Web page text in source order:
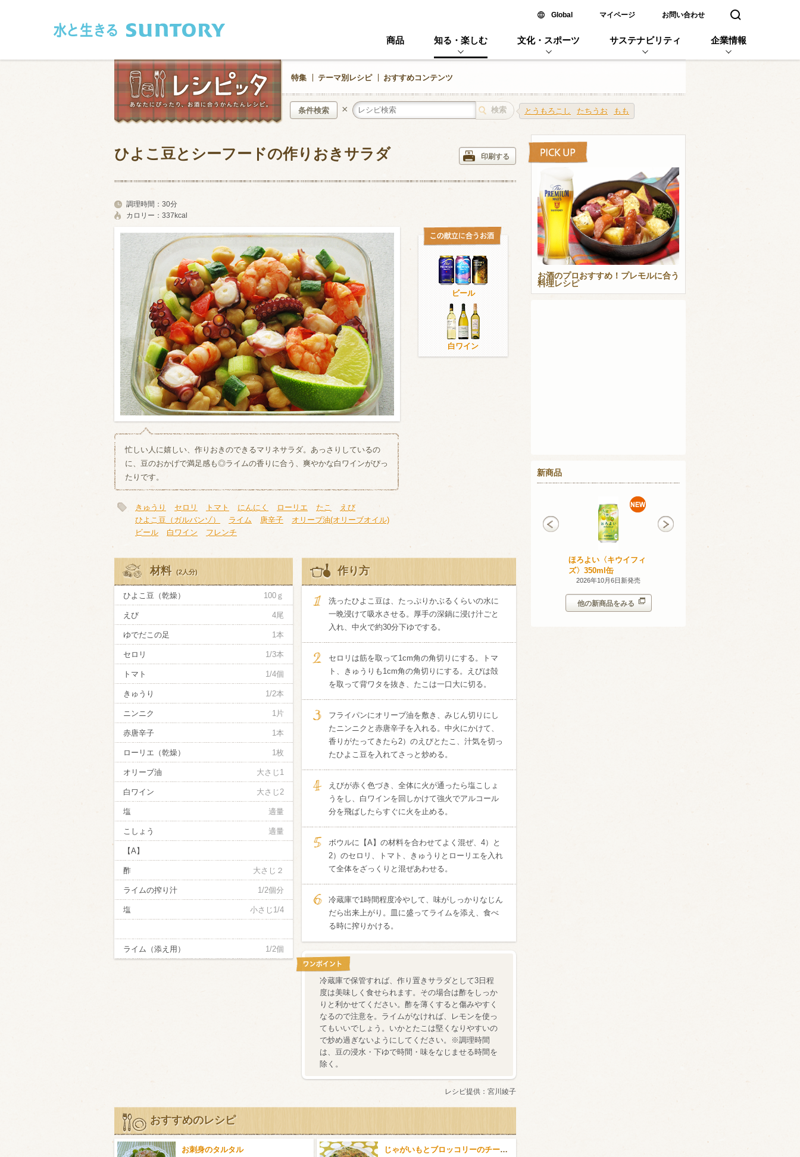
Global新しいウィンドウで開く
マイページ お問い合わせ 検索窓を開く
商品 知る・楽しむ 文化・スポーツ サステナビリティ 企業情報
特集 テーマ別レシピ おすすめコンテンツ
とうもろこし たちうお もも
条件検索 ×
和食 洋食 中華風 イタリアン
卵・乳製品 豆腐・豆類 加工食品系 くだもの
お米・麺
類・穀物
その他
ビール ハイボール（ウイスキー） ウイスキー・ブランデー 焼酎
赤ワイン 白ワイン
検索
ひよこ豆とシーフードの作りおきサラダ 印刷する
調理時間： 30分
カロリー： 337kcal
ビール
白ワイン
忙しい人に嬉しい、作りおきのできるマリネサラダ。あっさりしているの
に、豆のおかげで満足感も◎ライムの香りに合う、爽やかな白ワインがぴっ
たりです。
きゅうり セロリ トマト にんにく ローリエ たこ
えび
ひよこ豆（ガルバンゾ）
ライム 唐辛子
オリーブ油(オリーブオイル)
ビール
白ワイン フレンチ
材料 (2人分)
ひよこ豆（乾燥） 100ｇ
えび 4尾
ゆでだこの足 1本
セロリ 1/3本
トマト 1/4個
きゅうり 1/2本
ニンニク 1片
赤唐辛子 1本
ローリエ（乾燥） 1枚
オリーブ油 大さじ1
白ワイン 大さじ2
塩 適量
こしょう 適量
【A】
酢 大さじ２
ライムの搾り汁 1/2個分
塩 小さじ1/4
ライム（添え用） 1/2個
作り方
洗ったひよこ豆は、たっぷりかぶるくらいの水に
一晩浸けて吸水させる。厚手の深鍋に浸け汁ごと
入れ、中火で約30分下ゆでする。
セロリは筋を取って1cm角の角切りにする。トマ
ト、きゅうりも1cm角の角切りにする。えびは殻
を取って背ワタを抜き、たこは一口大に切る。
フライパンにオリーブ油を敷き、みじん切りにし
たニンニクと赤唐辛子を入れる。中火にかけて、
香りがたってきたら2）のえびとたこ、汁気を切っ
たひよこ豆を入れてさっと炒める。
えびが赤く色づき、全体に火が通ったら塩こしょ
うをし、白ワインを回しかけて強火でアルコール
分を飛ばしたらすぐに火を止める。
ボウルに【A】の材料を合わせてよく混ぜ、4）と
2）のセロリ、トマト、きゅうりとローリエを入れ
て全体をざっくりと混ぜあわせる。
冷蔵庫で1時間程度冷やして、味がしっかりなじん
だら出来上がり。皿に盛ってライムを添え、食べ
る時に搾りかける。
冷蔵庫で保管すれば、作り置きサラダとして3日程
度は美味しく食せられます。その場合は酢をしっか
りと利かせてください。酢を薄くすると傷みやすく
なるので注意を。ライムがなければ、レモンを使っ
てもいいでしょう。いかとたこは堅くなりやすいの
で炒め過ぎないようにしてください。※調理時間
は、豆の浸水・下ゆで時間・味をなじませる時間を
除く。
レシピ提供： 宮川綾子
おすすめのレシピ
お刺身のタルタル
じゃがいもとブロッコリーのチーズガレット
お酒のプロおすすめ！プレモルに合う
料理レシピ
新商品
ほろよい〈キウイフィ
ズ〉350ml缶
2026年10月6日新発売
酸化防止剤無添加のお
缶
他の新商品をみる